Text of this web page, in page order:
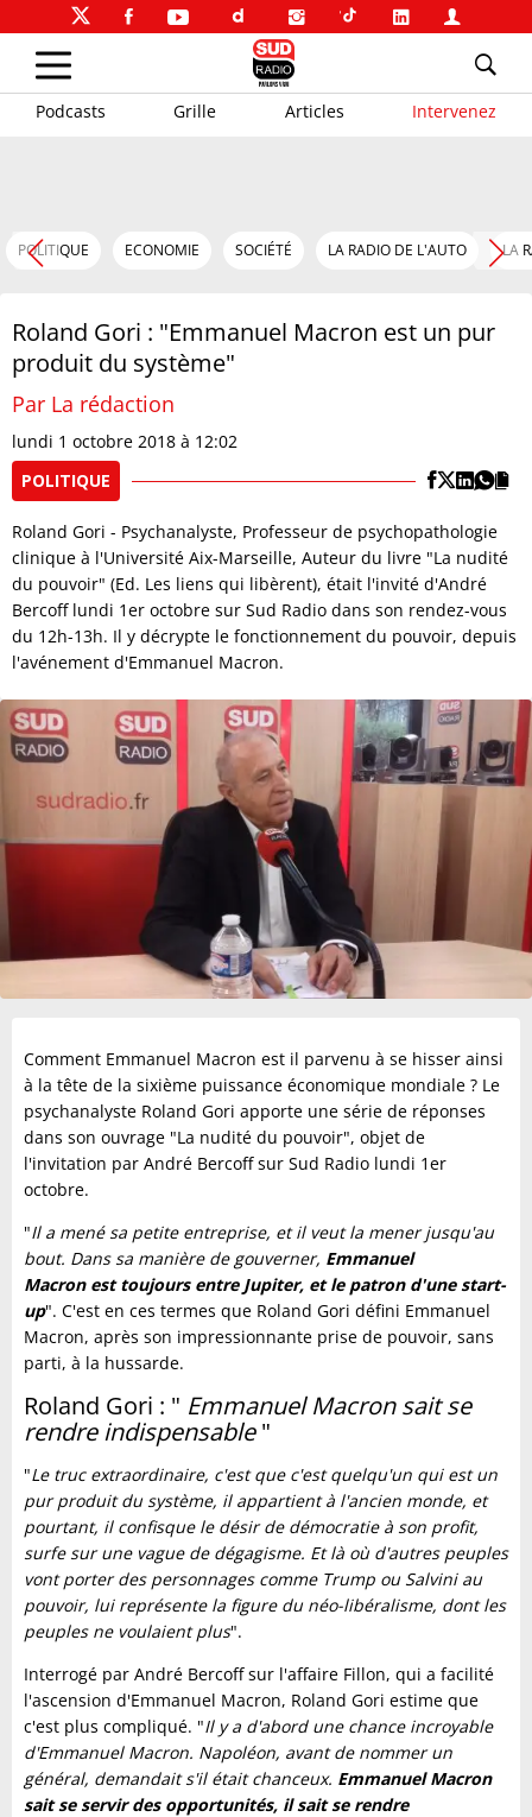
Podcasts Grille Articles Intervenez
POLITIQUE ECONOMIE SOCIÉTÉ LA RADIO DE L'AUTO LA
Roland Gori : "Emmanuel Macron est un pur
produit du système"
Par La rédaction
lundi 1 octobre 2018 à 12:02
POLITIQUE
Roland Gori - Psychanalyste, Professeur de psychopathologie
clinique à l'Université Aix-Marseille, Auteur du livre "La nudité
du pouvoir" (Ed. Les liens qui libèrent), était l'invité d'André
Bercoff lundi 1er octobre sur Sud Radio dans son rendez-vous
du 12h-13h. Il y décrypte le fonctionnement du pouvoir, depuis
l'avénement d'Emmanuel Macron.
Comment Emmanuel Macron est il parvenu à se hisser ainsi
à la tête de la sixième puissance économique mondiale ? Le
psychanalyste Roland Gori apporte une série de réponses
dans son ouvrage "La nudité du pouvoir", objet de
l'invitation par André Bercoff sur Sud Radio lundi 1er
octobre.
"Il a mené sa petite entreprise, et il veut la mener jusqu'au
bout. Dans sa manière de gouverner, Emmanuel
Macron est toujours entre Jupiter, et le patron d'une start-
up". C'est en ces termes que Roland Gori défini Emmanuel
Macron, après son impressionnante prise de pouvoir, sans
parti, à la hussarde.
Roland Gori : " Emmanuel Macron sait se
rendre indispensable"
"Le truc extraordinaire, c'est que c'est quelqu'un qui est un
pur produit du système, il appartient à l'ancien monde, et
pourtant, il confisque le désir de démocratie à son profit,
surfe sur une vague de dégagisme. Et là où d'autres peuples
vont porter des personnages comme Trump ou Salvini au
pouvoir, lui représente la figure du néo-libéralisme, dont les
peuples ne voulaient plus".
Interrogé par André Bercoff sur l'affaire Fillon, qui a facilité
l'ascension d'Emmanuel Macron, Roland Gori estime que
c'est plus compliqué. "Il y a d'abord une chance incroyable
d'Emmanuel Macron. Napoléon, avant de nommer un
général, demandait s'il était chanceux. Emmanuel Macron
sait se servir des opportunités, il sait se rendre